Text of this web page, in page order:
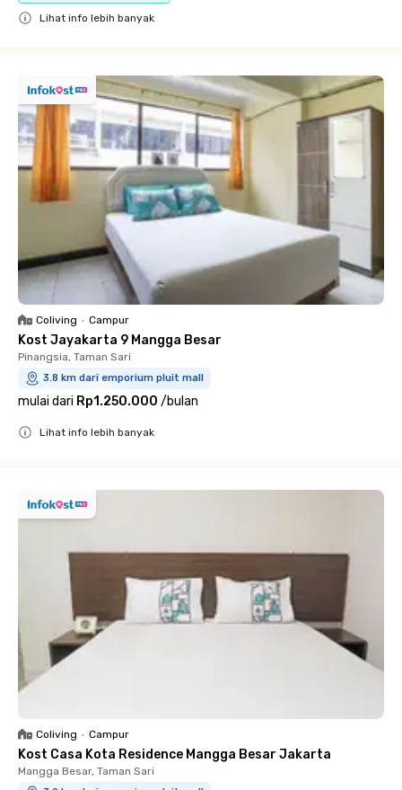
Lihat info lebih banyak
Coliving • Campur
Kost Jayakarta 9 Mangga Besar
Pinangsia, Taman Sari
3.8 km dari emporium pluit mall
mulai dari Rp1.250.000 /bulan
Lihat info lebih banyak
Coliving • Campur
Kost Casa Kota Residence Mangga Besar Jakarta
Mangga Besar, Taman Sari